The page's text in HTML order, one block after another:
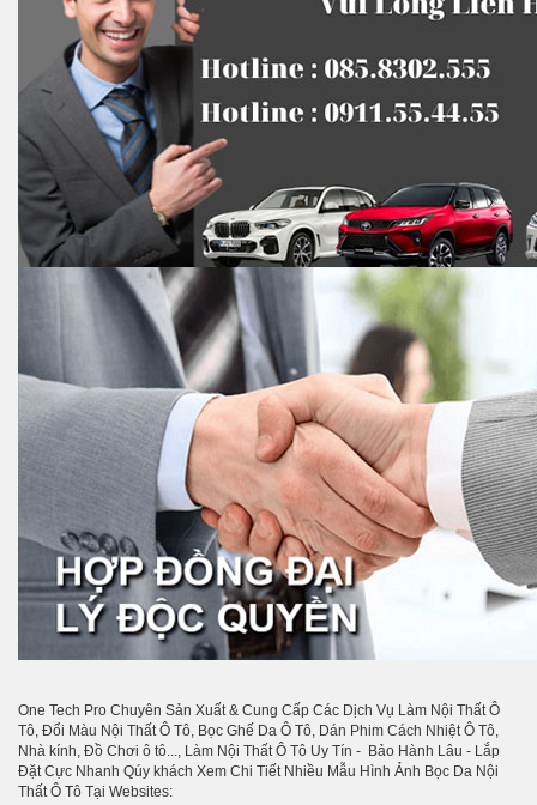
One Tech Pro Chuyên Sản Xuất & Cung Cấp Các Dịch Vụ Làm Nội Thất Ô
Tô, Đổi Màu Nội Thất Ô Tô, Bọc Ghế Da Ô Tô, Dán Phim Cách Nhiệt Ô Tô,
Nhà kính, Đồ Chơi ô tô..., Làm Nội Thất Ô Tô Uy Tín - Bảo Hành Lâu - Lắp
Đặt Cực Nhanh Qúy khách Xem Chi Tiết Nhiều Mẫu Hình Ảnh Bọc Da Nội
Thất Ô Tô Tại Websites: